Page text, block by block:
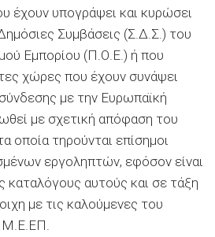
έχουν υπογράψει και κυρώσει
Συμβάσεις (Σ.Δ.Σ.) του
Εμπορίου (Π.Ο.Ε.) ή που
χώρες που έχουν συνάψει
με την Ευρωπαϊκή
με σχετική απόφαση του
οποία τηρούνται επίσημοι
εργοληπτών, εφόσον είναι
καταλόγους αυτούς και σε τάξη
με τις καλούμενες του
Μ.Ε.ΕΠ.